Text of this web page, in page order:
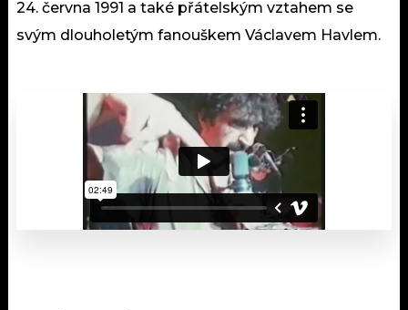
24. června 1991 a také přátelským vztahem se
svým dlouholetým fanouškem Václavem Havlem.